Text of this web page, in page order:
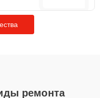
ремонта